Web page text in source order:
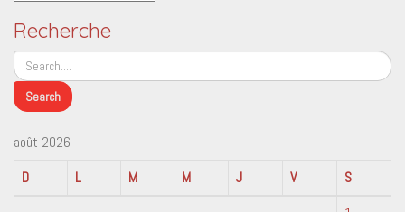
Recherche
août 2026
D
L M M J V
S